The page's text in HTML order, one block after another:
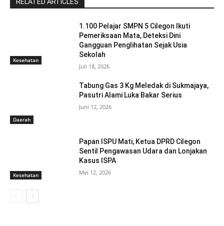
Kesehatan
1.100 Pelajar SMPN 5 Cilegon Ikuti
Pemeriksaan Mata, Deteksi Dini
Gangguan Penglihatan Sejak Usia
Sekolah
Juli 18, 2026
Daerah
Tabung Gas 3 Kg Meledak di Sukmajaya,
Pasutri Alami Luka Bakar Serius
Juni 12, 2026
Kesehatan
Papan ISPU Mati, Ketua DPRD Cilegon
Sentil Pengawasan Udara dan Lonjakan
Kasus ISPA
Mei 12, 2026